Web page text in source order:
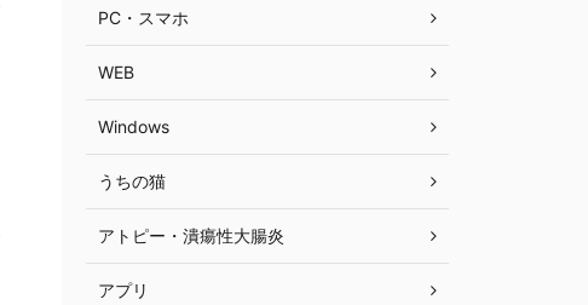
PC・スマホ
WEB
Windows
うちの猫
アトピー・潰瘍性大腸炎
アプリ